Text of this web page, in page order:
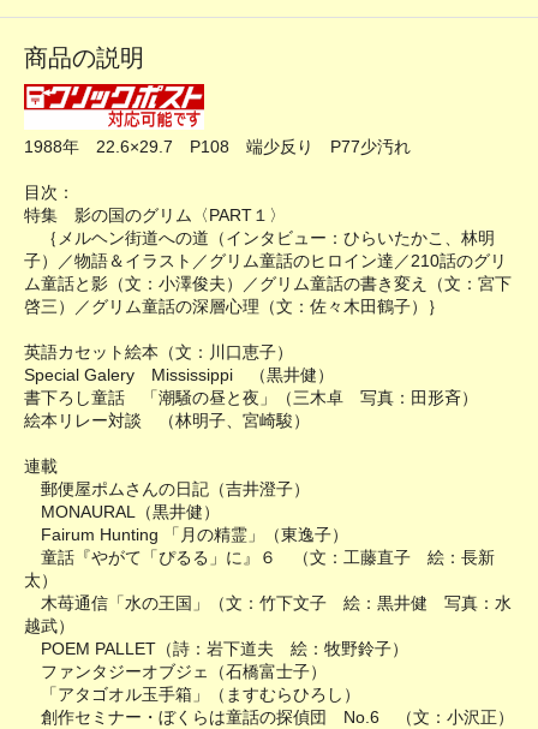
商品の説明
1988年 22.6×29.7 P108 端少反り P77少汚れ
目次：
特集 影の国のグリム〈PART１〉
｛メルヘン街道への道（インタビュー：ひらいたかこ、林明
子）／物語＆イラスト／グリム童話のヒロイン達／210話のグリ
ム童話と影（文：小澤俊夫）／グリム童話の書き変え（文：宮下
啓三）／グリム童話の深層心理（文：佐々木田鶴子）｝
英語カセット絵本（文：川口恵子）
Special Galery Mississippi （黒井健）
書下ろし童話 「潮騒の昼と夜」（三木卓 写真：田形斉）
絵本リレー対談 （林明子、宮崎駿）
連載
郵便屋ポムさんの日記（吉井澄子）
MONAURAL（黒井健）
Fairum Hunting 「月の精霊」（東逸子）
童話『やがて「ぴるる」に』６ （文：工藤直子 絵：長新
太）
木苺通信「水の王国」（文：竹下文子 絵：黒井健 写真：水
越武）
POEM PALLET（詩：岩下道夫 絵：牧野鈴子）
ファンタジーオブジェ（石橋富士子）
「アタゴオル玉手箱」（ますむらひろし）
創作セミナー・ぼくらは童話の探偵団 No.6 （文：小沢正）